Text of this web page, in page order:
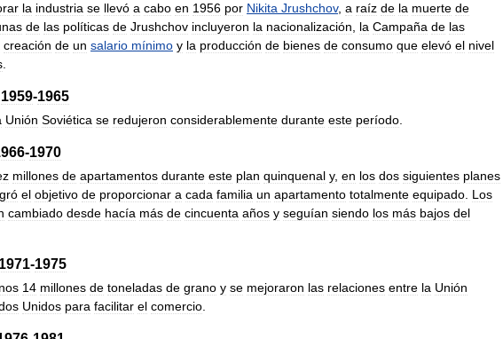
la industria se llevó a cabo en 1956 por Nikita Jrushchov, a raíz de la muerte de
de las políticas de Jrushchov incluyeron la nacionalización, la Campaña de las
creación de un salario mínimo y la producción de bienes de consumo que elevó el nivel
.
1959-1965
Unión Soviética se redujeron considerablemente durante este período.
-1970
millones de apartamentos durante este plan quinquenal y, en los dos siguientes planes
el objetivo de proporcionar a cada familia un apartamento totalmente equipado. Los
cambiado desde hacía más de cincuenta años y seguían siendo los más bajos del
1971-1975
14 millones de toneladas de grano y se mejoraron las relaciones entre la Unión
Unidos para facilitar el comercio.